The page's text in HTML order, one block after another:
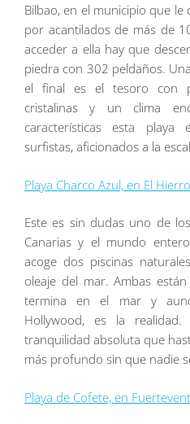
Bilbao, en el municipio que
por acantilados de más de
acceder a ella hay que
piedra con 302 peldaños.
el final es el tesoro con
cristalinas y un clima
características esta
surfistas, aficionados a la
Playa Charco Azul, en El Hierro
Este es sin dudas uno de
Canarias y el mundo
acoge dos piscinas
oleaje del mar. Ambas
termina en el mar y
Hollywood, es la
tranquilidad absoluta que
más profundo sin que nadie
Playa de Cofete, en